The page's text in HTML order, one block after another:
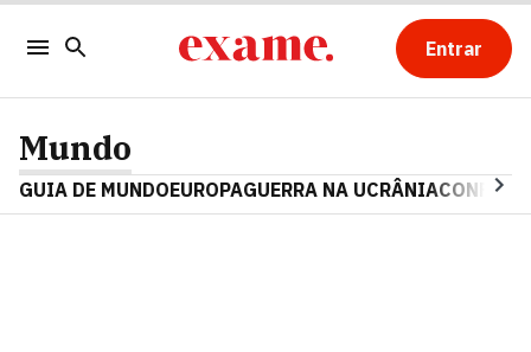
Entrar
Mundo
GUIA DE MUNDOEUROPAGUERRA NA UCRÂNIA